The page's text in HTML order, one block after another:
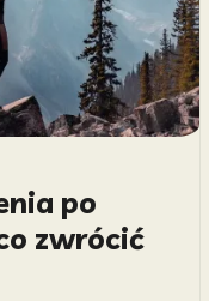
po
zwrócić